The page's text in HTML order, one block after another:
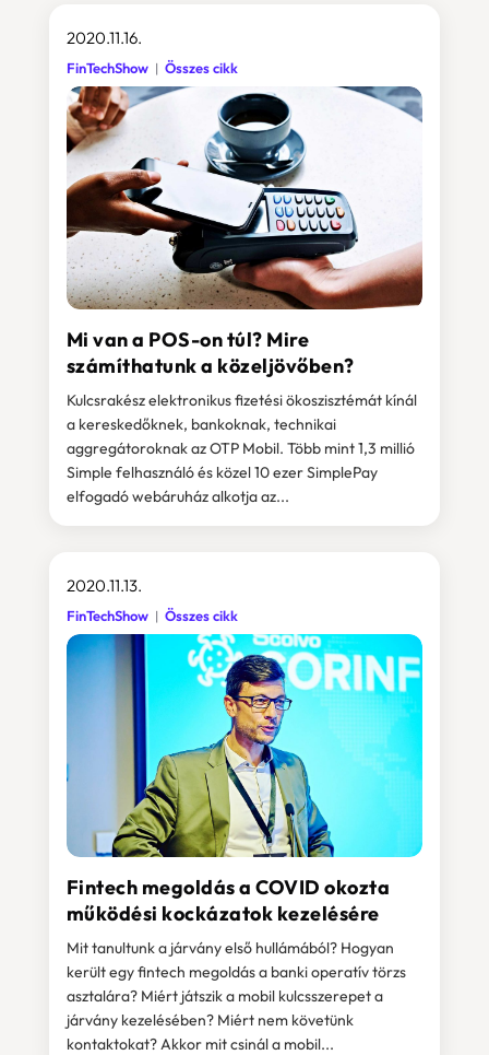
Mi van a POS-on túl? Mire
számíthatunk a közeljövőben?
2020.11.16.
FinTechShow Összes cikk
Kulcsrakész elektronikus fizetési ökoszisztémát kínál
a kereskedőknek, bankoknak, technikai
aggregátoroknak az OTP Mobil. Több mint 1,3 millió
Simple felhasználó és közel 10 ezer SimplePay
elfogadó webáruház alkotja az...
Fintech megoldás a COVID okozta
működési kockázatok kezelésére
2020.11.13.
FinTechShow Összes cikk
Mit tanultunk a járvány első hullámából? Hogyan
került egy fintech megoldás a banki operatív törzs
asztalára? Miért játszik a mobil kulcsszerepet a
járvány kezelésében? Miért nem követünk
kontaktokat? Akkor mit csinál a mobil...